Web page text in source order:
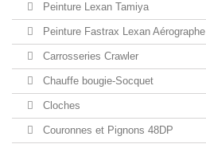
Peinture Lexan Tamiya
Peinture Fastrax Lexan Aérographe
Carrosseries Crawler
Chauffe bougie-Socquet
Cloches
Couronnes et Pignons 48DP